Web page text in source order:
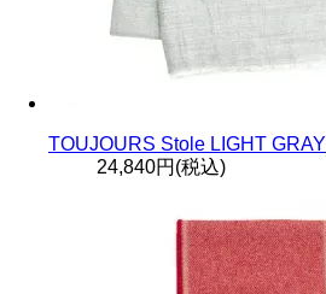
TOUJOURS Stole LIGHT GRAY
24,840円(税込)